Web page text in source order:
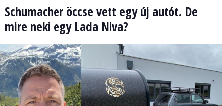
Schumacher öccse vett egy új autót. De
mire neki egy Lada Niva?